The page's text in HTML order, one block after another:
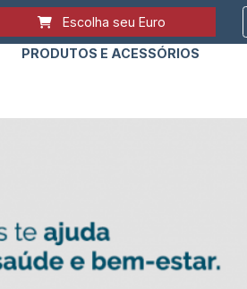
Escolha seu Euro
PRODUTOS E ACESSÓRIOS